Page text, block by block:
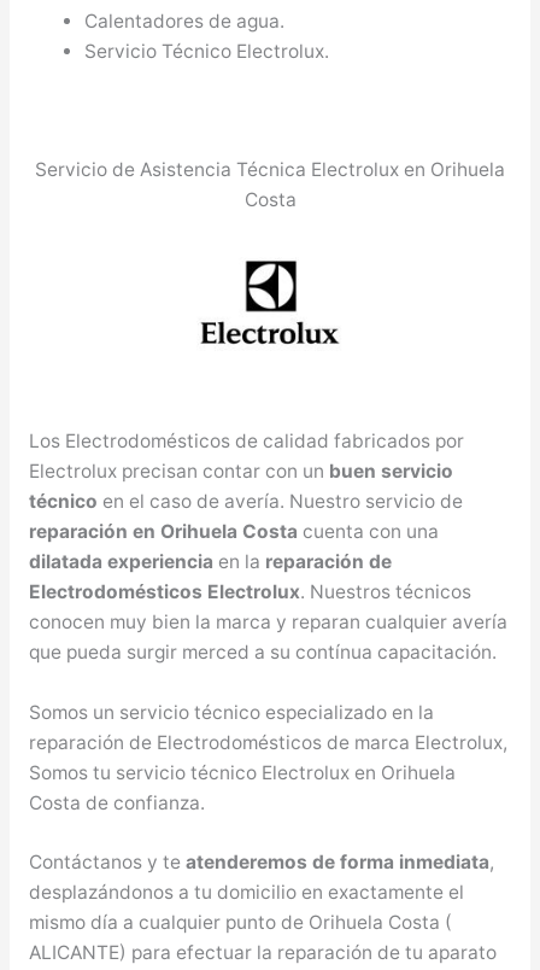
Calentadores de agua.
Servicio Técnico Electrolux.
Servicio de Asistencia Técnica Electrolux en Orihuela
Costa
Los Electrodomésticos de calidad fabricados por
Electrolux precisan contar con un buen servicio
técnico en el caso de avería. Nuestro servicio de
reparación en Orihuela Costa cuenta con una
dilatada experiencia en la reparación de
Electrodomésticos Electrolux. Nuestros técnicos
conocen muy bien la marca y reparan cualquier avería
que pueda surgir merced a su contínua capacitación.
Somos un servicio técnico especializado en la
reparación de Electrodomésticos de marca Electrolux,
Somos tu servicio técnico Electrolux en Orihuela
Costa de confianza.
Contáctanos y te atenderemos de forma inmediata,
desplazándonos a tu domicilio en exactamente el
mismo día a cualquier punto de Orihuela Costa (
ALICANTE) para efectuar la reparación de tu aparato